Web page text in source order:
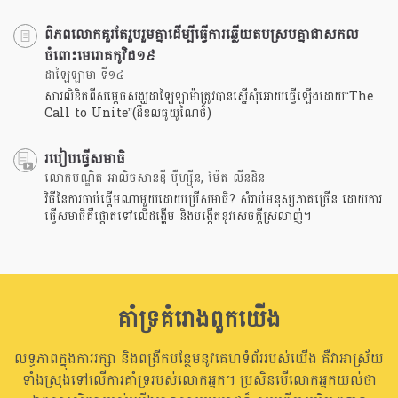
ពិភពលោកគួរតែរួបរួមគ្នាដើម្បីធ្វើការឆ្លើយតបស្របគ្នាជាសកល
ចំពោះមេរោគកូវិដ១៩
ដាឡៃឡាមា ទី១៤
សារលិខិតពីសម្តេចសង្ឃដាឡៃឡាម៉ាត្រូវបានស្នើសំុអោយធ្វើឡើងដោយ“The
Call to Unite”(ដឹខលធូយូណៃថ៏)
របៀបធ្វើសមាធិ
លោកបណ្ឌិត អាលិចសានឌឺ បុឺហ្សុីន, ម៉ែត លីនដិន
វិធីនៃការចាប់ផ្តើមណាមួយដោយប្រើសមាធិ? សំរាប់មនុស្សភាគច្រើន ដោយការ
ធ្វើសមាធិគឺផ្តោតទៅលើដង្ហើម និងបង្កើតនូវសេចក្តីស្រលាញ់។
គាំទ្រគំរោងពួកយើង
លទ្ធភាពក្នុងការរក្សា និងពង្រីកបន្ថែមនូវគេហទំព័ររបស់យើង គឺវាអាស្រ័យ
ទាំងស្រុងទៅលើការគាំទ្ររបស់លោកអ្នក។ ប្រសិនបើលោកអ្នកយល់ថា